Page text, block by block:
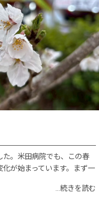
た。米田病院でも、この春
が始まっています。まず一
...続きを読む